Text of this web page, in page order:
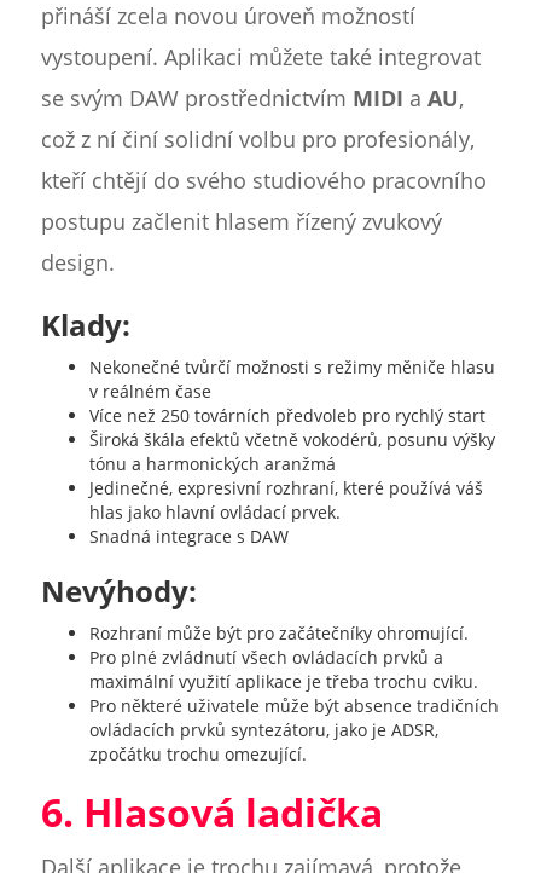
přináší zcela novou úroveň možností
vystoupení. Aplikaci můžete také integrovat
se svým DAW prostřednictvím MIDI a AU,
což z ní činí solidní volbu pro profesionály,
kteří chtějí do svého studiového pracovního
postupu začlenit hlasem řízený zvukový
design.
Klady:
Nekonečné tvůrčí možnosti s režimy měniče hlasu
v reálném čase
Více než 250 továrních předvoleb pro rychlý start
Široká škála efektů včetně vokodérů, posunu výšky
tónu a harmonických aranžmá
Jedinečné, expresivní rozhraní, které používá váš
hlas jako hlavní ovládací prvek.
Snadná integrace s DAW
Nevýhody:
Rozhraní může být pro začátečníky ohromující.
Pro plné zvládnutí všech ovládacích prvků a
maximální využití aplikace je třeba trochu cviku.
Pro některé uživatele může být absence tradičních
ovládacích prvků syntezátoru, jako je ADSR,
zpočátku trochu omezující.
6. Hlasová ladička